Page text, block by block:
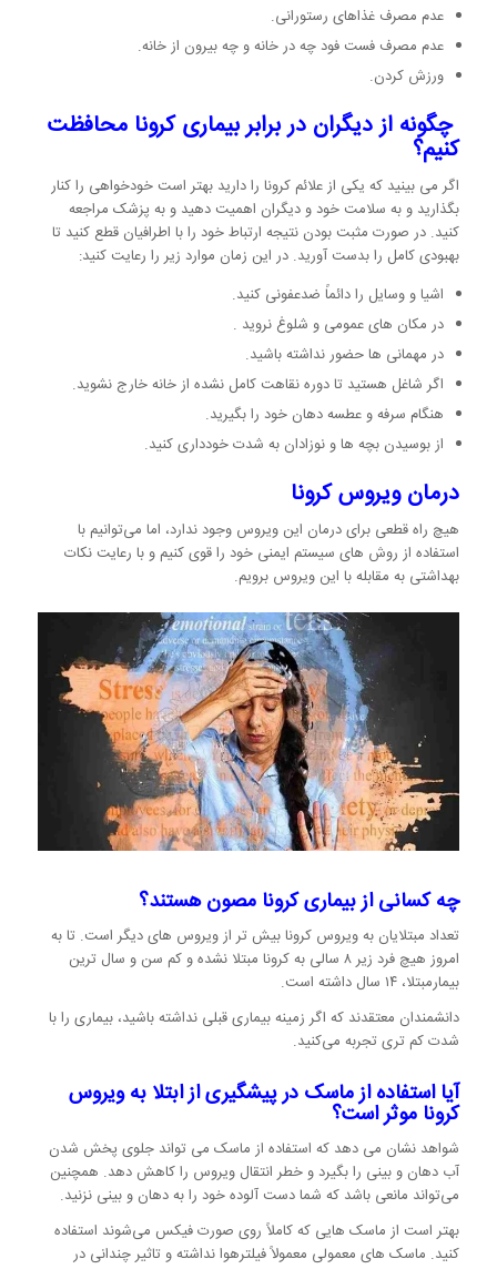
عدم مصرف غذاهای رستورانی.
عدم مصرف فست فود چه در خانه و چه بیرون از خانه.
ورزش کردن.
چگونه از دیگران در برابر بیماری کرونا محافظت
کنیم؟
اگر می بینید که یکی از علائم کرونا را دارید بهتر است خودخواهی را کنار
بگذارید و به سلامت خود و دیگران اهمیت دهید و به پزشک مراجعه
کنید. در صورت مثبت بودن نتیجه ارتباط خود را با اطرافیان قطع کنید تا
بهبودی کامل را بدست آورید. در این زمان موارد زیر را رعایت کنید:
اشیا و وسایل را دائماً ضدعفونی کنید.
در مکان های عمومی و شلوغ نروید .
در مهمانی ها حضور نداشته باشید.
اگر شاغل هستید تا دوره نقاهت کامل نشده از خانه خارج نشوید.
هنگام سرفه و عطسه دهان خود را بگیرید.
از بوسیدن بچه ها و نوزادان به شدت خودداری کنید.
درمان ویروس کرونا
هیچ راه قطعی برای درمان این ویروس وجود ندارد، اما می‌توانیم با
استفاده از روش های سیستم ایمنی خود را قوی کنیم و با رعایت نکات
بهداشتی به مقابله با این ویروس برویم.
چه کسانی از بیماری کرونا مصون هستند؟
تعداد مبتلایان به ویروس کرونا بیش تر از ویروس های دیگر است. تا به
امروز هیچ فرد زیر ۸ سالی به کرونا مبتلا نشده و کم سن و سال ترین
بیمارمبتلا، ۱۴ سال داشته است.
دانشمندان معتقدند که اگر زمینه بیماری قبلی نداشته باشید، بیماری را با
شدت کم تری تجربه می‌کنید.
آیا استفاده از ماسک در پیشگیری از ابتلا به ویروس
کرونا موثر است؟
شواهد نشان می دهد که استفاده از ماسک می تواند جلوی پخش شدن
آب دهان و بینی را بگیرد و خطر انتقال ویروس را کاهش دهد. همچنین
می‌تواند مانعی باشد که شما دست آلوده خود را به دهان و بینی نزنید.
بهتر است از ماسک هایی که کاملاً روی صورت فیکس می‌شوند استفاده
کنید. ماسک های معمولی معمولاً فیلترهوا نداشته و تاثیر چندانی در